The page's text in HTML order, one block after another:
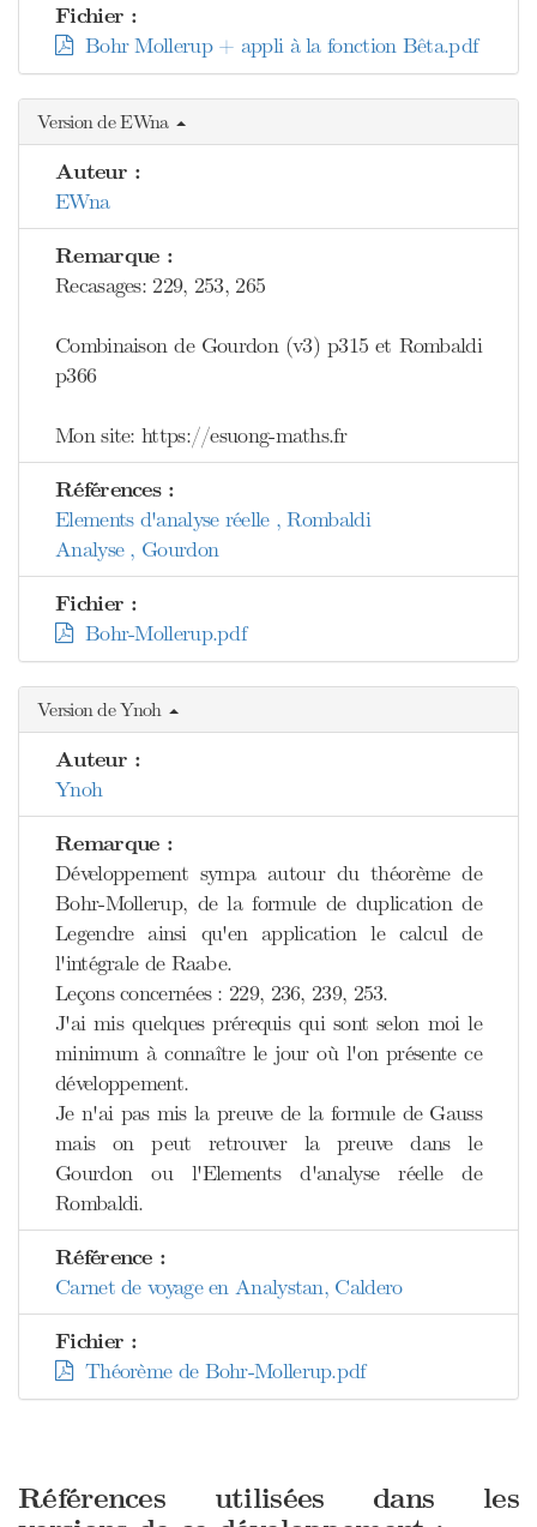
Fichier :
Bohr Mollerup + appli à la fonction Bêta.pdf
Version de EWna
Auteur :
EWna
Remarque :
Recasages: 229, 253, 265
Combinaison de Gourdon (v3) p315 et Rombaldi
p366
Mon site: https://esuong-maths.fr
Références :
Elements d'analyse réelle , Rombaldi
Analyse , Gourdon
Fichier :
Bohr-Mollerup.pdf
Version de Ynoh
Auteur :
Ynoh
Remarque :
Développement sympa autour du théorème de
Bohr-Mollerup, de la formule de duplication de
Legendre ainsi qu'en application le calcul de
l'intégrale de Raabe.
Leçons concernées : 229, 236, 239, 253.
J'ai mis quelques prérequis qui sont selon moi le
minimum à connaître le jour où l'on présente ce
développement.
Je n'ai pas mis la preuve de la formule de Gauss
mais on peut retrouver la preuve dans le
Gourdon ou l'Elements d'analyse réelle de
Rombaldi.
Référence :
Carnet de voyage en Analystan, Caldero
Fichier :
Théorème de Bohr-Mollerup.pdf
Références utilisées dans les